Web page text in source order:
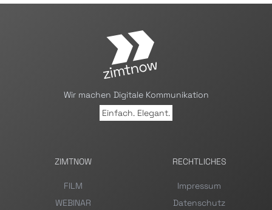
Wir machen Digitale Kommunikation
Einfach. Elegant.
ZIMTNOW
FILM
WEBINAR
RECHTLICHES
Impressum
Datenschutz